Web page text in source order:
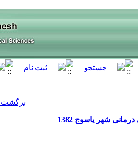
برگشت
شهر یاسوج 1382